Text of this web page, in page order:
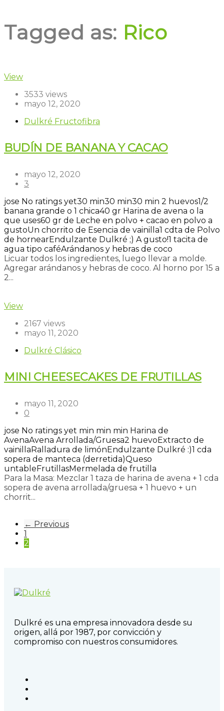
Tagged as: Rico
View
3533 views
mayo 12, 2020
Dulkré Fructofibra
BUDÍN DE BANANA Y CACAO
mayo 12, 2020
3
jose No ratings yet30 min30 min30 min 2 huevos1/2
banana grande o 1 chica40 gr Harina de avena o la
que uses60 gr de Leche en polvo + cacao en polvo a
gustoUn chorrito de Esencia de vainilla1 cdta de Polvo
de hornearEndulzante Dulkré ;) A gusto!1 tacita de
agua tipo caféArándanos y hebras de coco
Licuar todos los ingredientes, luego llevar a molde.
Agregar arándanos y hebras de coco. Al horno por 15 a
2...
View
2167 views
mayo 11, 2020
Dulkré Clásico
MINI CHEESECAKES DE FRUTILLAS
mayo 11, 2020
0
jose No ratings yet min min min Harina de
AvenaAvena Arrollada/Gruesa2 huevoExtracto de
vainillaRalladura de limónEndulzante Dulkré :)1 cda
sopera de manteca (derretida)Queso
untableFrutillasMermelada de frutilla
Para la Masa: Mezclar 1 taza de harina de avena + 1 cda
sopera de avena arrollada/gruesa + 1 huevo + un
chorrit...
← Previous
1
2
Dulkré es una empresa innovadora desde su
origen, allá por 1987, por convicción y
compromiso con nuestros consumidores.